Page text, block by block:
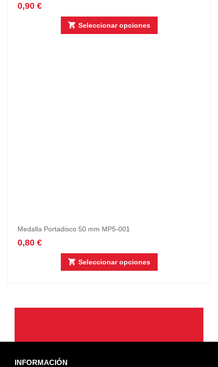
0,90 €
Seleccionar opciones
Medalla Portadisco 50 mm MP5-001
0,80 €
Seleccionar opciones
INFORMACIÓN